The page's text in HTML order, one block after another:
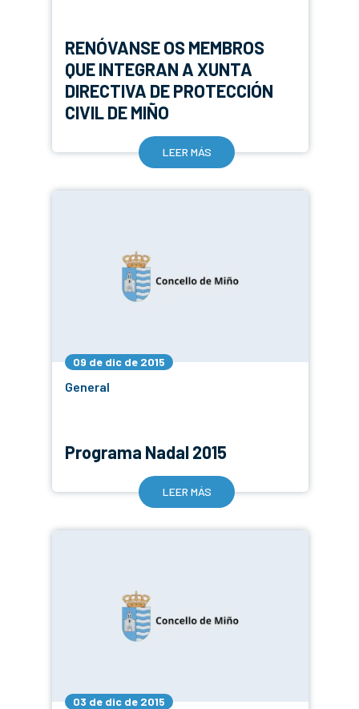
RENÓVANSE OS MEMBROS
QUE INTEGRAN A XUNTA
DIRECTIVA DE PROTECCIÓN
CIVIL DE MIÑO
LEER MÁS
09 de dic de 2015
General
Programa Nadal 2015
LEER MÁS
03 de dic de 2015